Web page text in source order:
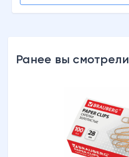
Ранее вы смотрели